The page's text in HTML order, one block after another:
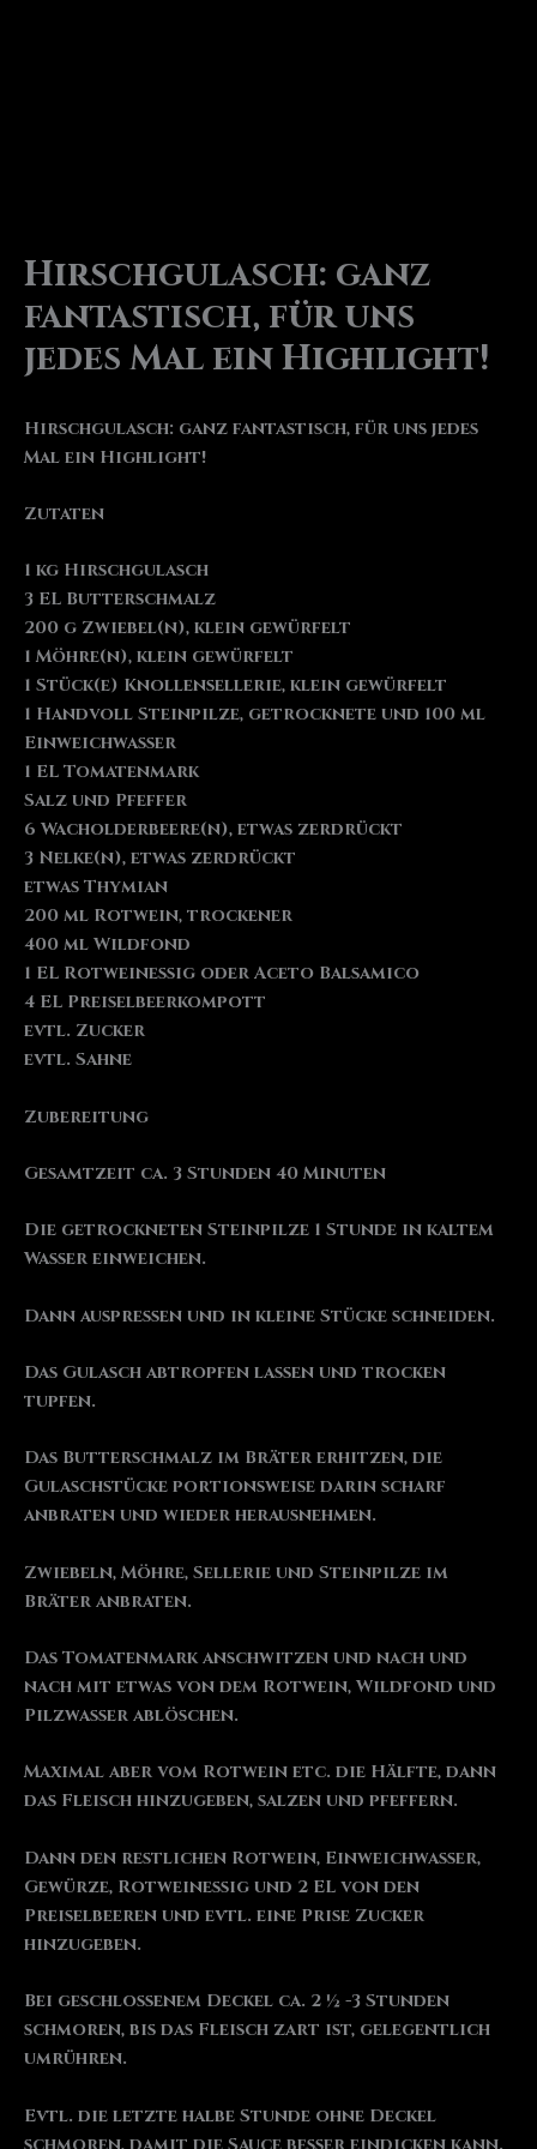
Hirschgulasch: ganz
fantastisch, für uns
jedes Mal ein Highlight!
Hirschgulasch: ganz fantastisch, für uns jedes
Mal ein Highlight!
Zutaten
1 kg Hirschgulasch
3 EL Butterschmalz
200 g Zwiebel(n), klein gewürfelt
1 Möhre(n), klein gewürfelt
1 Stück(e) Knollensellerie, klein gewürfelt
1 Handvoll Steinpilze, getrocknete und 100 ml
Einweichwasser
1 EL Tomatenmark
Salz und Pfeffer
6 Wacholderbeere(n), etwas zerdrückt
3 Nelke(n), etwas zerdrückt
etwas Thymian
200 ml Rotwein, trockener
400 ml Wildfond
1 EL Rotweinessig oder Aceto Balsamico
4 EL Preiselbeerkompott
evtl. Zucker
evtl. Sahne
Zubereitung
Gesamtzeit ca. 3 Stunden 40 Minuten
Die getrockneten Steinpilze 1 Stunde in kaltem
Wasser einweichen.
Dann auspressen und in kleine Stücke schneiden.
Das Gulasch abtropfen lassen und trocken
tupfen.
Das Butterschmalz im Bräter erhitzen, die
Gulaschstücke portionsweise darin scharf
anbraten und wieder herausnehmen.
Zwiebeln, Möhre, Sellerie und Steinpilze im
Bräter anbraten.
Das Tomatenmark anschwitzen und nach und
nach mit etwas von dem Rotwein, Wildfond und
Pilzwasser ablöschen.
Maximal aber vom Rotwein etc. die Hälfte, dann
das Fleisch hinzugeben, salzen und pfeffern.
Dann den restlichen Rotwein, Einweichwasser,
Gewürze, Rotweinessig und 2 EL von den
Preiselbeeren und evtl. eine Prise Zucker
hinzugeben.
Bei geschlossenem Deckel ca. 2 ½ -3 Stunden
schmoren, bis das Fleisch zart ist, gelegentlich
umrühren.
Evtl. die letzte halbe Stunde ohne Deckel
schmoren, damit die Sauce besser eindicken kann.